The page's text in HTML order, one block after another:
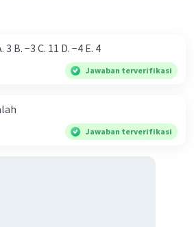
dari |−7+4|=… A. 3 B. −3 C. 11 D. −4 E. 4
Jawaban terverifikasi
Jawaban terverifikasi